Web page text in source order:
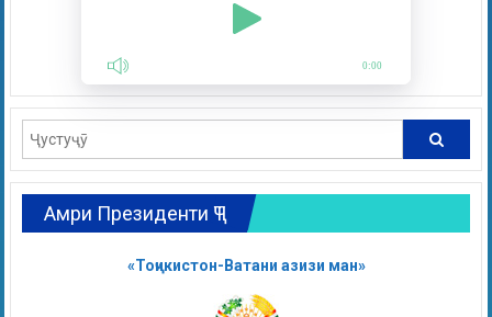
0:00
Амри Президенти ҶТ
«Тоҷикистон-Ватани азизи ман»